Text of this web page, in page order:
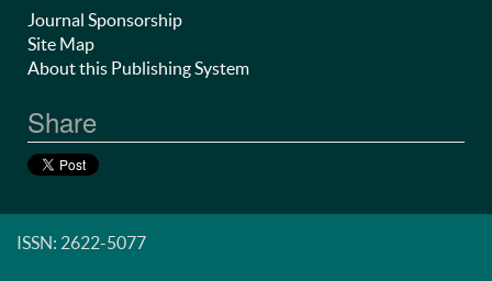
Journal Sponsorship
Site Map
About this Publishing System
Share
ISSN: 2622-5077